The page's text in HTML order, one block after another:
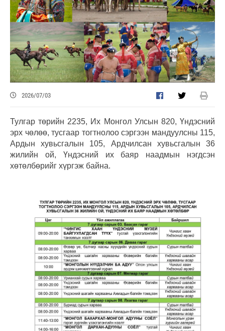
2026/07/03
Тулгар төрийн 2235, Их Монгол Улсын 820, Үндэсний
эрх чөлөө, тусгаар тогтнолоо сэргээн мандуулсны 115,
Ардын хувьсгалын 105, Ардчилсан хувьсгалын 36
жилийн ой, Үндэсний их баяр наадмын нэгдсэн
хөтөлбөрийг хүргэж байна.